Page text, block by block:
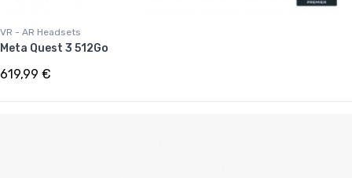
VR - AR Headsets
Meta Quest 3 512Go
619,99 €